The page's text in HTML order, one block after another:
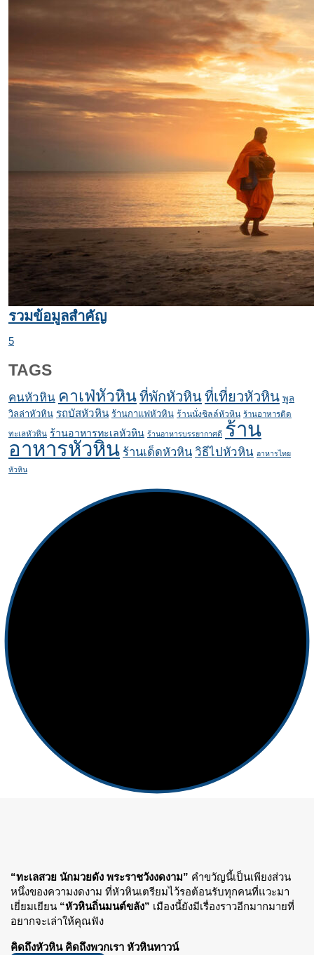
รวมข้อมูลสำคัญ
5
TAGS
คนหัวหิน คาเฟ่หัวหินที่พักหัวหินที่เที่ยวหัวหิน พูล
วิลล่าหัวหิน รถบัสหัวหิน ร้านกาแฟหัวหิน ร้านนั่งชิลล์หัวหิน ร้านอาหารติด
ทะเลหัวหิน ร้านอาหารทะเลหัวหิน ร้านอาหารบรรยากาศดี ร้าน
อาหารหัวหิน ร้านเด็ดหัวหิน วิธีไปหัวหิน อาหารไทย
หัวหิน
“ทะเลสวย นักมวยดัง พระราชวังงดงาม” คำขวัญนี้เป็นเพียงส่วน
หนึ่งของความงดงาม ที่หัวหินเตรียมไว้รอต้อนรับทุกคนที่แวะมา
เยี่ยมเยียน “หัวหินถิ่นมนต์ขลัง” เมืองนี้ยังมีเรื่องราวอีกมากมายที่
อยากจะเล่าให้คุณฟัง
คิดถึงหัวหิน คิดถึงพวกเรา หัวหินทาวน์